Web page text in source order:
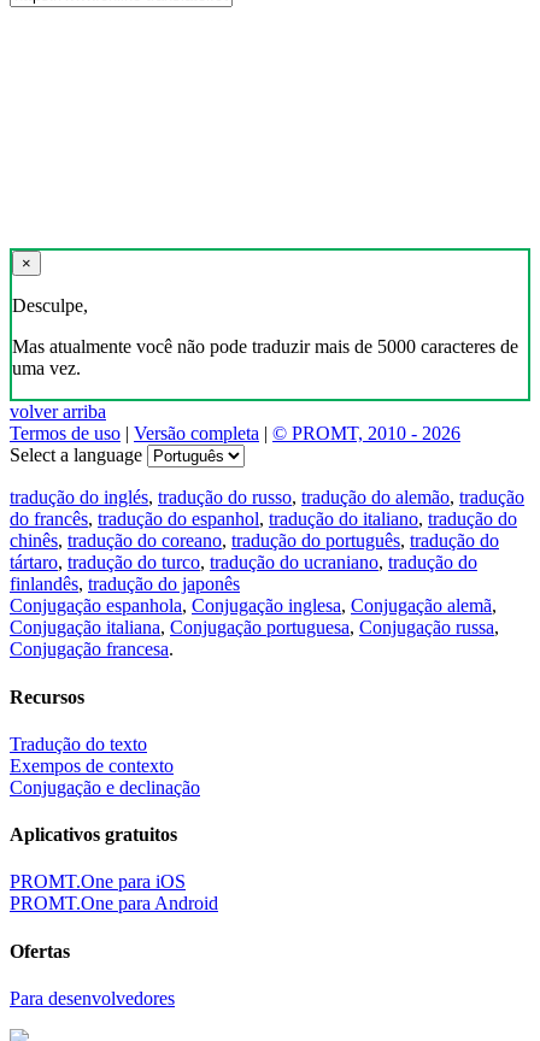
×
Desculpe,
Mas atualmente você não pode traduzir mais de 5000 caracteres de
uma vez.
volver arriba
Termos de uso | Versão completa | © PROMT, 2010 - 2026
Select a language
tradução do inglés, tradução do russo, tradução do alemão, tradução
do francês, tradução do espanhol, tradução do italiano, tradução do
chinês, tradução do coreano, tradução do português, tradução do
tártaro, tradução do turco, tradução do ucraniano, tradução do
finlandês, tradução do japonês
Conjugação espanhola, Conjugação inglesa, Conjugação alemã,
Conjugação italiana, Conjugação portuguesa, Conjugação russa,
Conjugação francesa.
Recursos
Tradução do texto
Exempos de contexto
Conjugação e declinação
Aplicativos gratuitos
PROMT.One para iOS
PROMT.One para Android
Ofertas
Para desenvolvedores